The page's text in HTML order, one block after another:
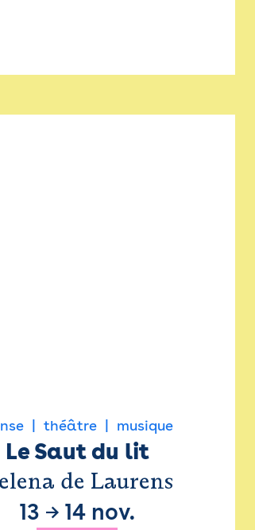
théâtre musique
Le Saut du lit
de Laurens
13 → 14 nov.